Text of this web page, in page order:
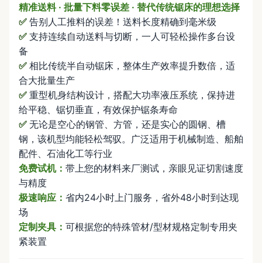
精准送料 · 批量下料零误差 · 替代传统锯床的理想选择
✅ 告别人工推料的误差！送料长度精确到毫米级
✅ 支持连续自动送料与切断，一人可轻松操作多台设
备
✅ 相比传统半自动锯床，整体生产效率提升数倍，适
合大批量生产
✅ 重型机身结构设计，搭配大功率液压系统，保持进
给平稳、锯切垂直，有效保护锯条寿命
✅ 无论是空心的钢管、方管，还是实心的圆钢、槽
钢，该机型均能轻松驾驭。广泛适用于机械制造、船舶
配件、石油化工等行业
免费试机： 带上您的材料来厂测试，亲眼见证切割速度
与精度
极速响应： 省内24小时上门服务，省外48小时到达现
场
定制夹具： 可根据您的特殊管材/型材规格定制专用夹
紧装置